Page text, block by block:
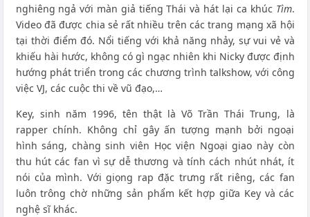
nghiêng ngả với màn giả tiếng Thái và hát lại ca khúc Tìm.
Video đã được chia sẻ rất nhiều trên các trang mạng xã hội
tại thời điểm đó. Nổi tiếng với khả năng nhảy, sự vui vẻ và
khiếu hài hước, không có gì ngạc nhiên khi Nicky được định
hướng phát triển trong các chương trình talkshow, với công
việc VJ, các cuộc thi về vũ đạo,…
Key, sinh năm 1996, tên thật là Võ Trần Thái Trung, là
rapper chính. Không chỉ gây ấn tượng mạnh bởi ngoại
hình sáng, chàng sinh viên Học viện Ngoại giao này còn
thu hút các fan vì sự dễ thương và tính cách nhút nhát, ít
nói của mình. Với giọng rap đặc trưng rất riêng, các fan
luôn trông chờ những sản phẩm kết hợp giữa Key và các
nghệ sĩ khác.